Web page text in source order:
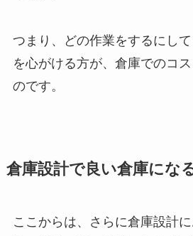
つまり、どの作業をするにし
を心がける方が、倉庫でのコ
のです。
倉庫設計で良い倉庫にな
ここからは、さらに倉庫設計に